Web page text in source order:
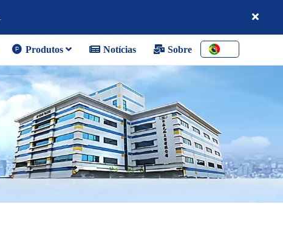
Produtos Notícias Sobre